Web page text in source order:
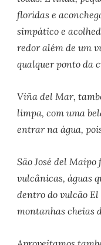
floridas e
simpático e
redor além de um
qualquer ponto da
Viña del Mar,
limpa, com uma
entrar na água,
São José del
vulcânicas, águas
dentro do vulcão
montanhas cheias